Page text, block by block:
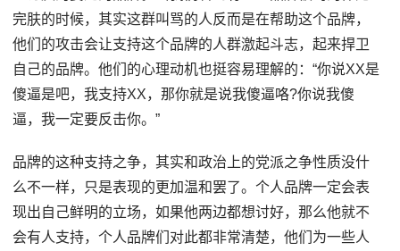
完肤的时候，其实这群叫骂的人反而是在帮助这个品牌，
他们的攻击会让支持这个品牌的人群激起斗志，起来捍卫
自己的品牌。他们的心理动机也挺容易理解的：“你说XX是
傻逼是吧，我支持XX，那你就是说我傻逼咯?你说我傻
逼，我一定要反击你。”
品牌的这种支持之争，其实和政治上的党派之争性质没什
么不一样，只是表现的更加温和罢了。个人品牌一定会表
现出自己鲜明的立场，如果他两边都想讨好，那么他就不
会有人支持，个人品牌们对此都非常清楚，他们为一些人